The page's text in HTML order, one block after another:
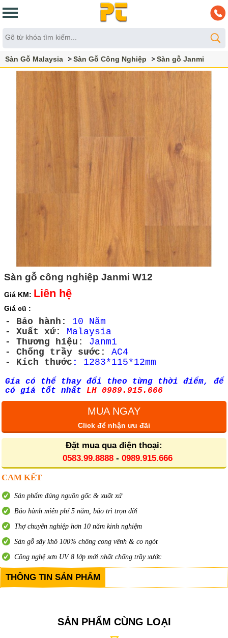
Sàn Gỗ Malaysia Sàn Gỗ Công Nghiệp Sàn gỗ Janmi
Sàn gỗ công nghiệp Janmi W12
Giá KM: Liên hệ
Giá cũ :
- Bảo hành:
10 Năm
- Xuất xứ:
Malaysia
- Thương hiệu:
Janmi
- Chống trầy sước:
AC4
- Kích thước : 1283*115*12mm
Gía có thể thay đổi theo từng thời điểm, để
có giá tốt nhất LH 0989.915.666
MUA NGAY
Click để nhận ưu đãi
Đặt mua qua điện thoại:
0583.99.8888- 0989.915.666
CAM KẾT
Sản phẩm đúng nguồn gốc & xuất xứ
Bảo hành miễn phí 5 năm, bảo trì trọn đời
Thợ chuyên nghiệp hơn 10 năm kinh nghiệm
Sàn gỗ sấy khô 100% chống cong vênh & co ngót
Công nghệ sơn UV 8 lớp mới nhất chống trầy xước
THÔNG TIN SẢN PHẨM
SẢN PHẨM CÙNG LOẠI